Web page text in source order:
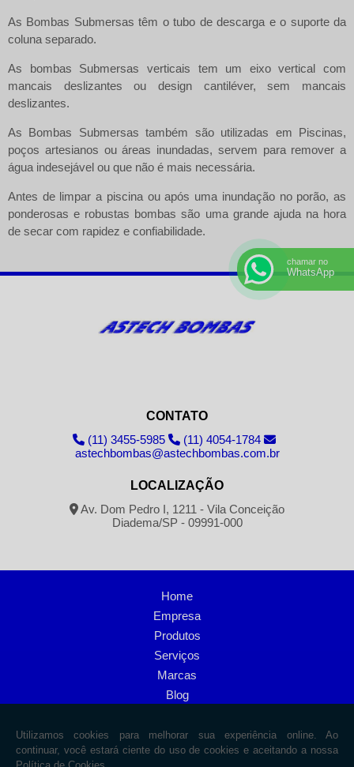
As Bombas Submersas têm o tubo de descarga e o suporte da
coluna separado.
As bombas Submersas verticais tem um eixo vertical com
mancais deslizantes ou design cantiléver, sem mancais
deslizantes.
As Bombas Submersas também são utilizadas em Piscinas,
poços artesianos ou áreas inundadas, servem para remover a
água indesejável ou que não é mais necessária.
Antes de limpar a piscina ou após uma inundação no porão, as
ponderosas e robustas bombas são uma grande ajuda na hora
de secar com rapidez e confiabilidade.
CONTATO
(11) 3455-5985
(11) 4054-1784
astechbombas@astechbombas.com.br
LOCALIZAÇÃO
Av. Dom Pedro I, 1211 - Vila Conceição
Diadema/SP - 09991-000
Home
Empresa
Produtos
Serviços
Marcas
Blog
Contato
Mapa do site
chamar no
WhatsApp